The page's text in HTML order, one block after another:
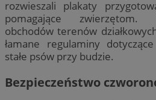
rozwieszali plakaty
pomagające zwierzętom.
obchodów terenów
łamane regulaminy
stałe psów przy budzie.
Bezpieczeństwo